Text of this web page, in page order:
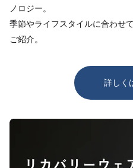
ノロジー。
季節やライフスタイルに合わせ
ご紹介。
詳しく